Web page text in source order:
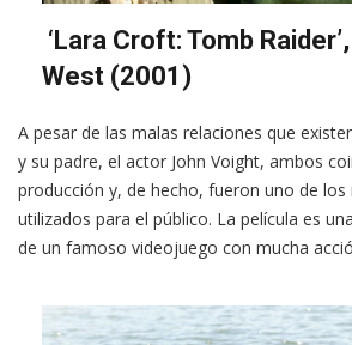
‘Lara Croft: Tomb
West (2001)
A pesar de las malas relaciones que
y su padre, el actor John Voight, ambos
producción y, de hecho, fueron uno de los
utilizados para el público. La película es
de un famoso videojuego con mucha